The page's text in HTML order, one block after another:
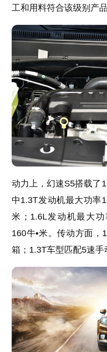
工和用料符合该级别产品
动力上，幻速S5搭载了
中1.3T发动机最大功率
米；1.6L发动机最大
160牛•米。传动方面，
箱；1.3T车型匹配5速手